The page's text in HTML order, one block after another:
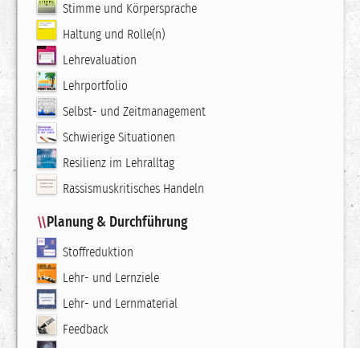
Stimme und Körpersprache
Haltung und Rolle(n)
Lehrevaluation
Lehrportfolio
Selbst- und Zeitmanagement
Schwierige Situationen
Resilienz im Lehralltag
Rassismuskritisches Handeln
Planung & Durchführung
Stoffreduktion
Lehr- und Lernziele
Lehr- und Lernmaterial
Feedback